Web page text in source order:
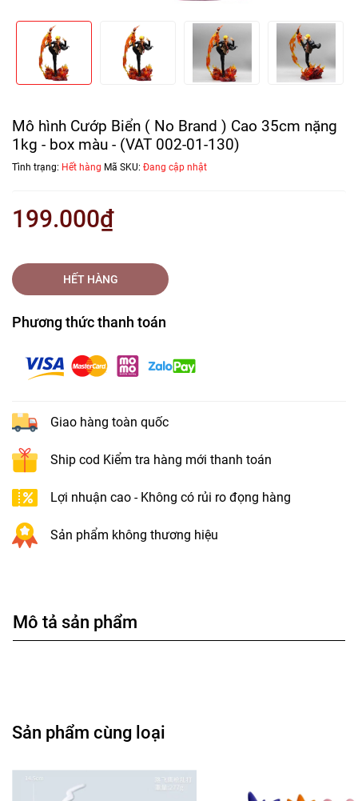
Mô hình Cướp Biển ( No Brand ) Cao 35cm nặng
1kg - box màu - (VAT 002-01-130)
Tình trạng: Hết hàng Mã SKU: Đang cập nhật
199.000₫
HẾT HÀNG
Phương thức thanh toán
Giao hàng toàn quốc
Ship cod Kiểm tra hàng mới thanh toán
Lợi nhuận cao - Không có rủi ro đọng hàng
Sản phẩm không thương hiệu
Mô tả sản phẩm
Sản phẩm cùng loại